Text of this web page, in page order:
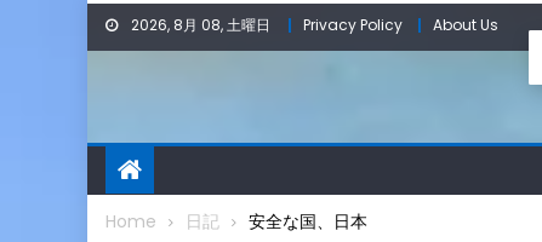
Skip
2026, 8月 08, 土曜日 Privacy Policy About Us
Home 日記 安全な国、日本